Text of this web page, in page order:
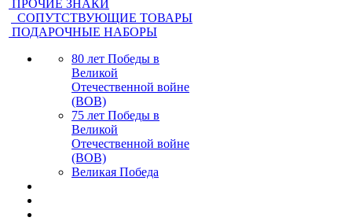
ПРОЧИЕ ЗНАКИ
СОПУТСТВУЮЩИЕ ТОВАРЫ
ПОДАРОЧНЫЕ НАБОРЫ
80 лет Победы в
Великой
Отечественной войне
(ВОВ)
75 лет Победы в
Великой
Отечественной войне
(ВОВ)
Великая Победа